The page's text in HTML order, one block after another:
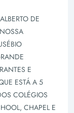
DE
E
ESTÁ A 5
COLÉGIOS
CHAPEL E